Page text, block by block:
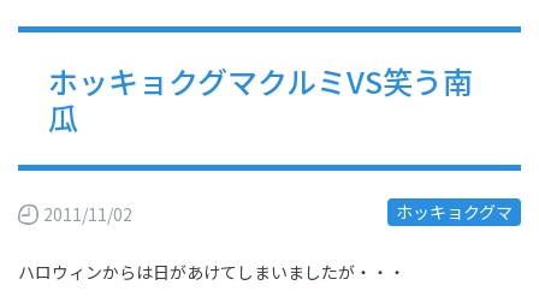
ホッキョクグマクルミVS笑う南
瓜
2011/11/02 ホッキョクグマ
ハロウィンからは日があけてしまいましたが・・・